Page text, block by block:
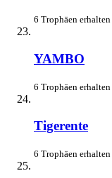
6 Trophäen erhalten
YAMBO
6 Trophäen erhalten
Tigerente
6 Trophäen erhalten